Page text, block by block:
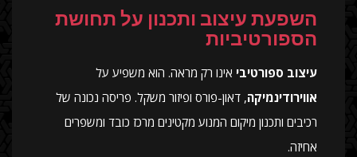
השפעת עיצוב ותכנון על תחושת
הספורטיביות
עיצוב ספורטיבי אינו רק מראה. הוא משפיע על
אווירודינמיקה, דאון-פורס ופיזור משקל. פריסה נכונה של
רכיבים ותכנון מיקום המנוע מקטינים מרכז כובד ומשפרים
אחיזה.